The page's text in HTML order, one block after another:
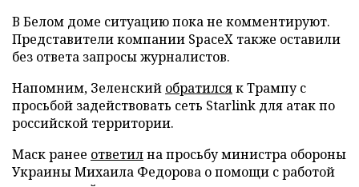
В Белом доме ситуацию пока не комментируют.
Представители компании SpaceX также оставили
без ответа запросы журналистов.
Напомним, Зеленский обратилсяк Трампу с
просьбой задействовать сеть Starlink для атак по
российской территории.
Маск ранее ответилна просьбу министра обороны
Украины Михаила Федорова о помощи с работой